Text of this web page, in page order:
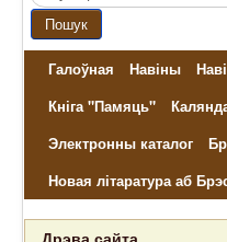
Пошук
Галоўная Навіны
Кніга "Памяць"
Электронны каталог
Новая літаратура аб